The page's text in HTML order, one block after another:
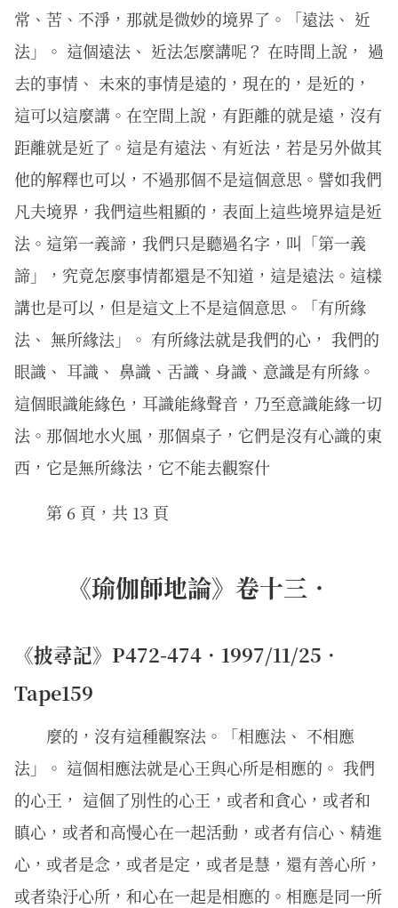
常、苦、不淨，那就是微妙的境界了。「遠法、 近
法」。 這個遠法、 近法怎麼講呢？ 在時間上說， 過
去的事情、 未來的事情是遠的，現在的，是近的，
這可以這麼講。在空間上說，有距離的就是遠，沒有
距離就是近了。這是有遠法、有近法，若是另外做其
他的解釋也可以，不過那個不是這個意思。譬如我們
凡夫境界，我們這些粗顯的，表面上這些境界這是近
法。這第一義諦，我們只是聽過名字，叫「第一義
諦」，究竟怎麼事情都還是不知道，這是遠法。這樣
講也是可以，但是這文上不是這個意思。「有所緣
法、 無所緣法」。 有所緣法就是我們的心， 我們的
眼識、 耳識、 鼻識、舌識、身識、意識是有所緣。
這個眼識能緣色，耳識能緣聲音，乃至意識能緣一切
法。那個地水火風，那個桌子，它們是沒有心識的東
西，它是無所緣法，它不能去觀察什
第 6 頁，共 13 頁
《瑜伽師地論》卷十三．
《披尋記》P472-474．1997/11/25．
Tape159
麼的，沒有這種觀察法。「相應法、 不相應
法」。 這個相應法就是心王與心所是相應的。 我們
的心王， 這個了別性的心王，或者和貪心，或者和
瞋心，或者和高慢心在一起活動，或者有信心、精進
心，或者是念，或者是定，或者是慧，還有善心所，
或者染汙心所，和心在一起是相應的。相應是同一所